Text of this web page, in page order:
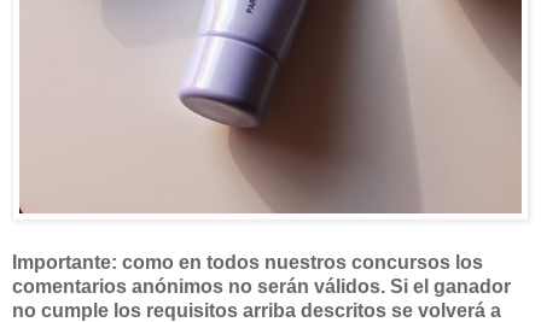
Importante: como en todos nuestros concursos los
comentarios anónimos no serán válidos. Si el ganador
no cumple los requisitos arriba descritos se volverá a